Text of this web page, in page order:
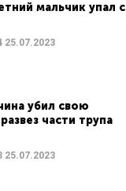
мальчик упал с
25.07.2023
убил свою
части трупа
25.07.2023